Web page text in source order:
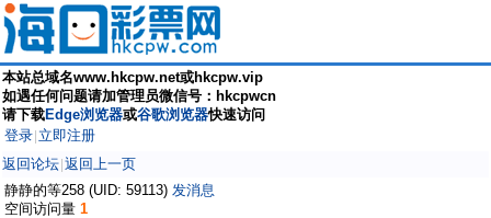
本站总域名www.hkcpw.net或hkcpw.vip
如遇任何问题请加管理员微信号：hkcpwcn
请下载Edge浏览器或谷歌浏览器快速访问
登录 立即注册
返回论坛 返回上一页
静静的等258 (UID: 59113) 发消息
空间访问量 1